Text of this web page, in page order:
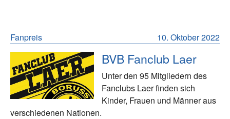
10. Oktober 2022
Fanpreis
BVB Fanclub Laer
Unter den 95 Mitgliedern des
Fanclubs Laer finden sich
Kinder, Frauen und Männer aus
verschiedenen Nationen.